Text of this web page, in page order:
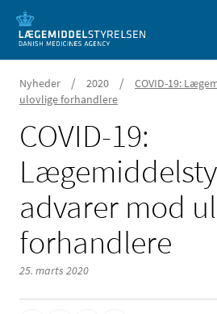
Nyheder / 2020 /
COVID-19:
ulovlige forhandlere
COVID-19:
advarer mod
forhandlere
25. marts 2020